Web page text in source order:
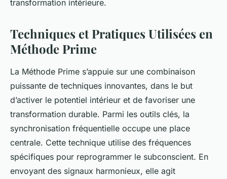
transformation intérieure.
Techniques et Pratiques Utilisées en
Méthode Prime
La Méthode Prime s’appuie sur une combinaison
puissante de techniques innovantes, dans le but
d’activer le potentiel intérieur et de favoriser une
transformation durable. Parmi les outils clés, la
synchronisation fréquentielle occupe une place
centrale. Cette technique utilise des fréquences
spécifiques pour reprogrammer le subconscient. En
envoyant des signaux harmonieux, elle agit